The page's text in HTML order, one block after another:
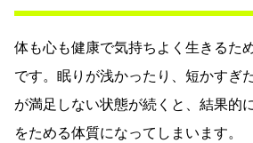
体も心も健康で気持ちよく生きるた
です。眠りが浅かったり、短かすぎ
が満足しない状態が続くと、結果的
をためる体質になってしまいます。